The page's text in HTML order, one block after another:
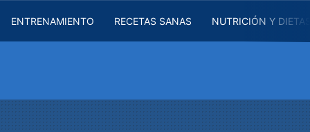
ENTRENAMIENTO RECETAS SANAS NUTRICIÓN Y